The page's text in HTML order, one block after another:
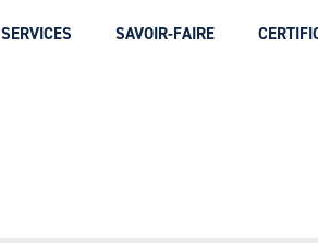
SERVICES SAVOIR-FAIRE